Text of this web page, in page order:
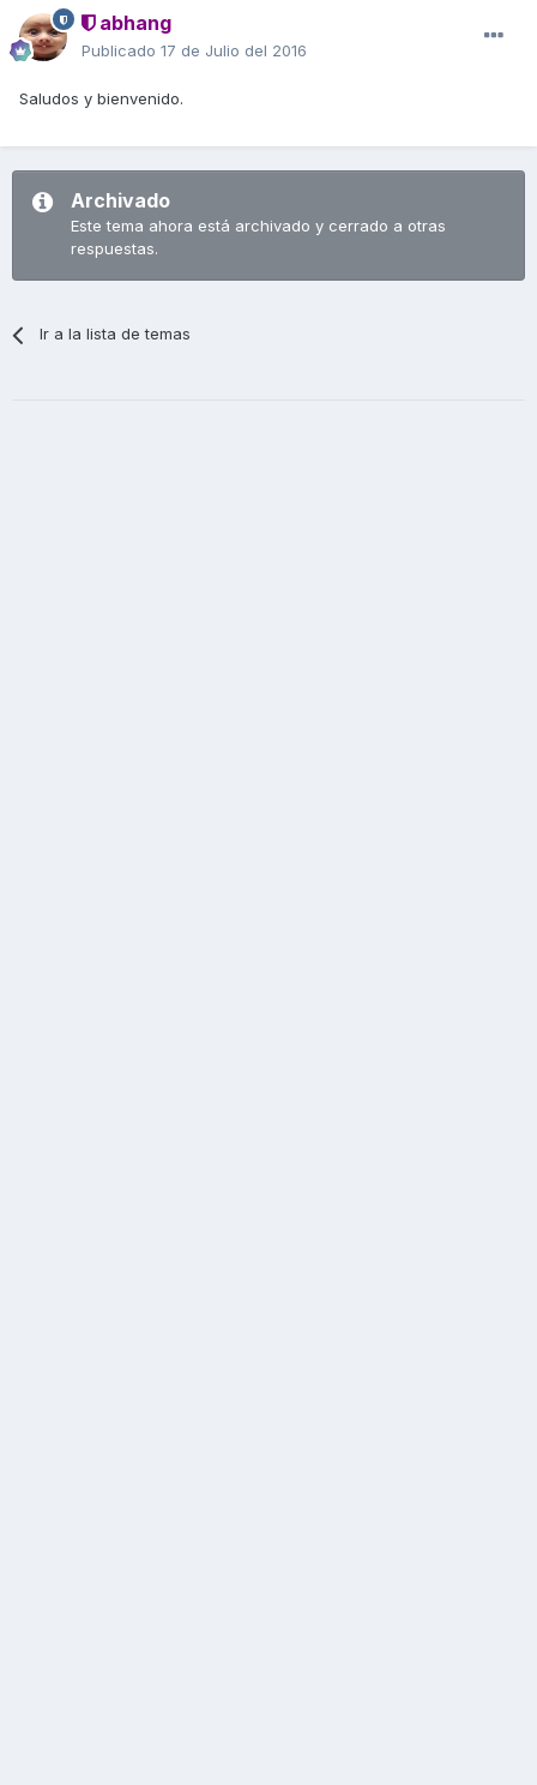
abhang
Publicado 17 de Julio del 2016
Saludos y bienvenido.
Archivado
Este tema ahora está archivado y cerrado a otras
respuestas.
Ir a la lista de temas